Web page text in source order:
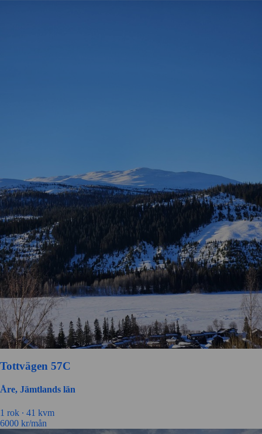
Tottvägen 57C
Åre, Jämtlands län
1 rok ∙ 41 kvm
6000 kr/mån